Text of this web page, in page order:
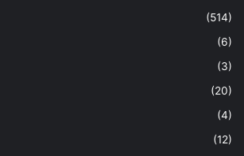
(514)
(6)
(3)
(20)
(4)
(12)